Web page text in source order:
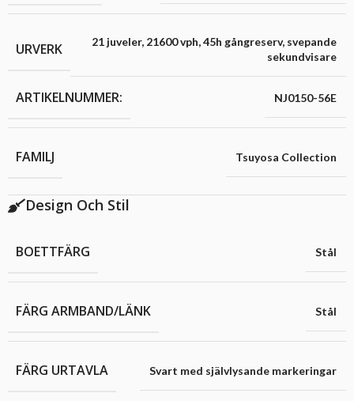
URVERK 21 juveler, 21600 vph,45h gångreserv, svepande
sekundvisare
ARTIKELNUMMER: NJ0150-56E
FAMILJ Tsuyosa Collection
Design Och Stil
BOETTFÄRG Stål
FÄRG ARMBAND/LÄNK Stål
FÄRG URTAVLA Svart med självlysande markeringar